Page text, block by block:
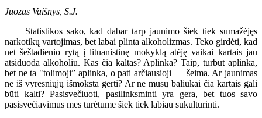
Juozas Vaišnys, S.J.
Statistikos sako, kad dabar tarp jaunimo šiek tiek sumažėjęs
narkotikų vartojimas, bet labai plinta alkoholizmas. Teko girdėti, kad
net šeštadienio rytą į lituanistinę mokyklą atėję vaikai kartais jau
atsiduoda alkoholiu. Kas čia kaltas? Aplinka? Taip, turbūt aplinka,
bet ne ta "tolimoji” aplinka, o pati arčiausioji — šeima. Ar jaunimas
ne iš vyresniųjų išmoksta gerti? Ar ne mūsų baliukai čia kartais gali
būti kalti? Pasisvečiuoti, pasilinksminti yra gera, bet tuos savo
pasisvečiavimus mes turėtume šiek tiek labiau sukultūrinti.